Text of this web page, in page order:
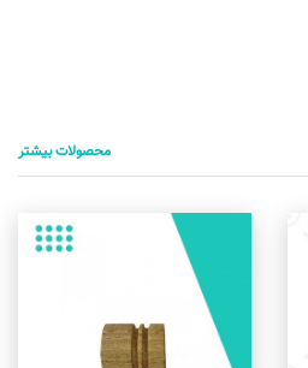
محصولات بیشتر